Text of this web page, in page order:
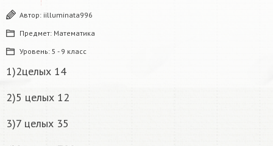
Автор: iilluminata996
Предмет: Математика
Уровень: 5 - 9 класс
1)2целых 14
2)5 целых 12
3)7 целых 35